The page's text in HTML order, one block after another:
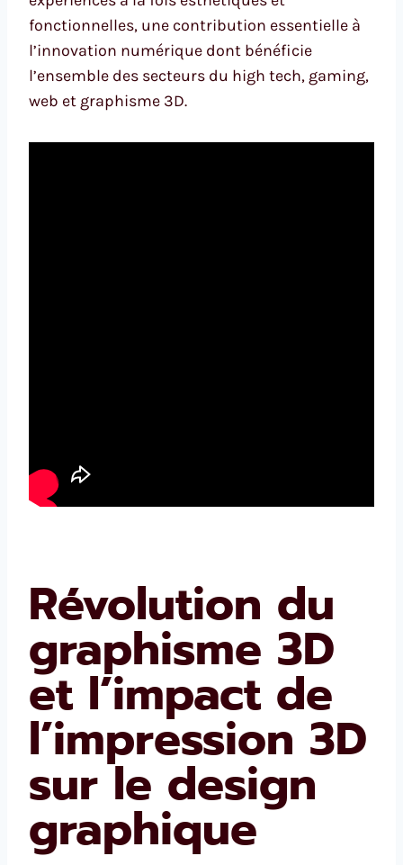
fonctionnelles, une contribution essentielle à
l’innovation numérique dont bénéficie
l’ensemble des secteurs du high tech, gaming,
web et graphisme 3D.
Révolution du
graphisme 3D
et l’impact de
l’impression 3D
sur le design
graphique